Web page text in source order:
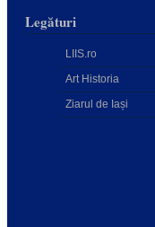
Legături
LIIS.ro
Art Historia
Ziarul de Iași